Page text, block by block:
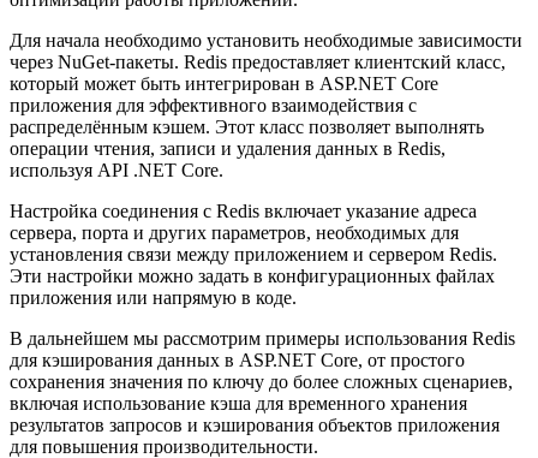
Для начала необходимо установить необходимые зависимости
через NuGet-пакеты. Redis предоставляет клиентский класс,
который может быть интегрирован в ASP.NET Core
приложения для эффективного взаимодействия с
распределённым кэшем. Этот класс позволяет выполнять
операции чтения, записи и удаления данных в Redis,
используя API .NET Core.
Настройка соединения с Redis включает указание адреса
сервера, порта и других параметров, необходимых для
установления связи между приложением и сервером Redis.
Эти настройки можно задать в конфигурационных файлах
приложения или напрямую в коде.
В дальнейшем мы рассмотрим примеры использования Redis
для кэширования данных в ASP.NET Core, от простого
сохранения значения по ключу до более сложных сценариев,
включая использование кэша для временного хранения
результатов запросов и кэширования объектов приложения
для повышения производительности.